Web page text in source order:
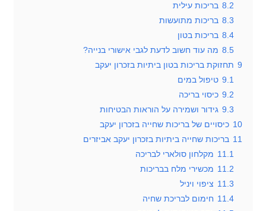
8.2 בריכות עילית
8.3 בריכות מתועשות
8.4 בריכות בטון
8.5 מה עוד חשוב לדעת לגבי אישורי בנייה?
9 תחזוקת בריכות בטון ביתיות בזכרון יעקב
9.1 טיפול במים
9.2 כיסוי בריכה
9.3 גידור ושמירה על הוראות הבטיחות
10 כיסויים של בריכות שחייה בזכרון יעקב
11 בריכות שחייה ביתיות בזכרון יעקב אביזרים
11.1 מקלחון סולארי לבריכה
11.2 מכשירי מלח בבריכות
11.3 ציפוי ויניל
11.4 חימום לבריכת שחיה